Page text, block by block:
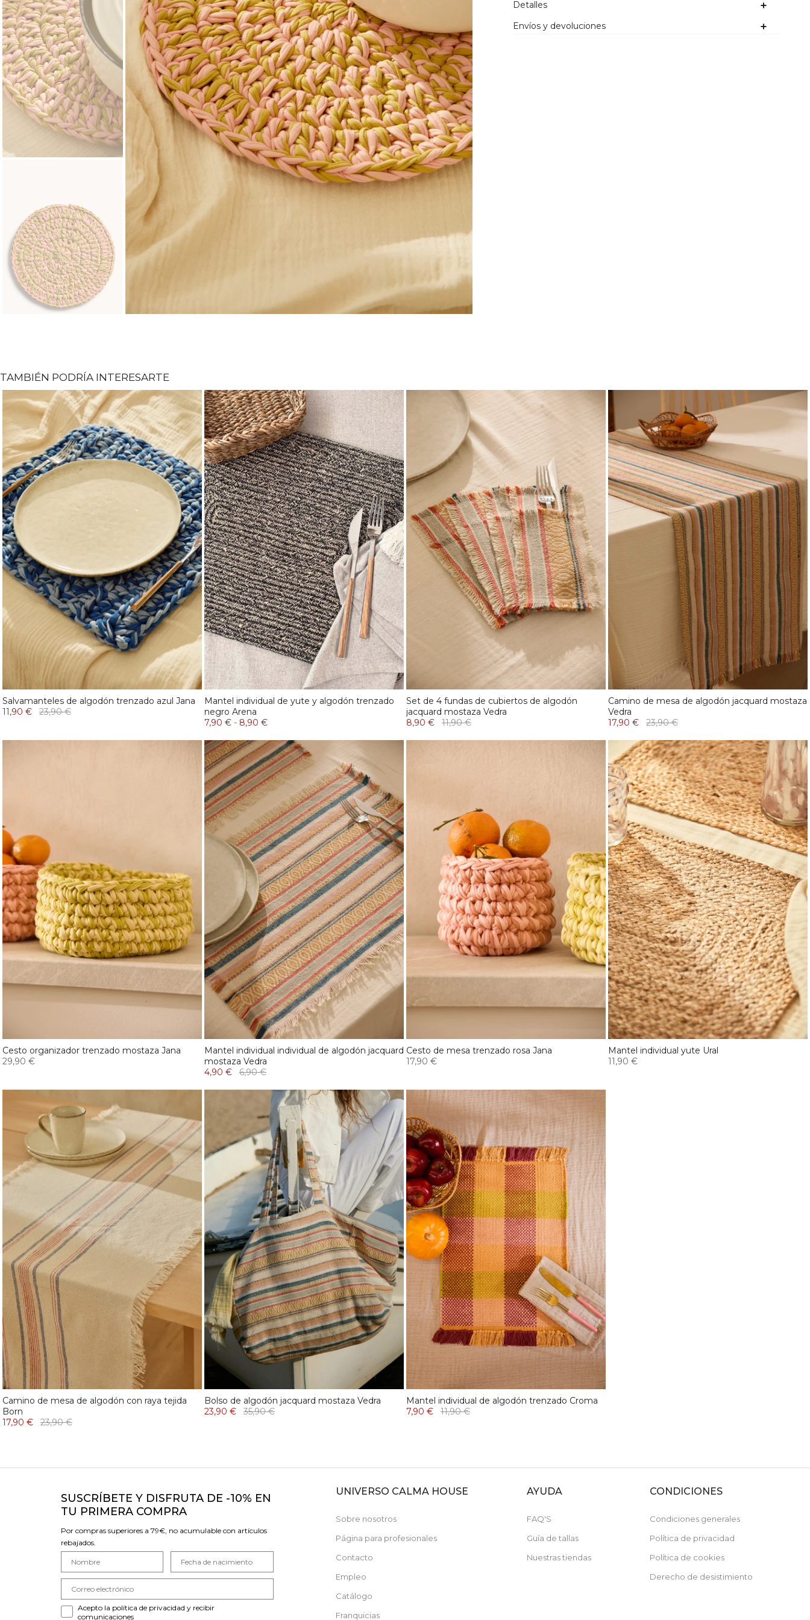
Detalles
Envíos y devoluciones
TAMBIÉN PODRÍA INTERESARTE
Salvamanteles de algodón trenzado azul Jana
11,90 €
23,90 €
Mantel individual de yute y algodón trenzado
negro Arena
7,90 € - 8,90 €
Set de 4 fundas de cubiertos de algodón
jacquard mostaza Vedra
8,90 €
11,90 €
Camino de mesa de algodón jacquard mostaza
Vedra
17,90 €
23,90 €
Cesto organizador trenzado mostaza Jana
29,90 €
Mantel individual individual de algodón jacquard
mostaza Vedra
4,90 €
6,90 €
Cesto de mesa trenzado rosa Jana
17,90 €
Mantel individual yute Ural
11,90 €
Camino de mesa de algodón con raya tejida
Born
17,90 €
23,90 €
Bolso de algodón jacquard mostaza Vedra
23,90 €
35,90 €
Mantel individual de algodón trenzado Croma
7,90 €
11,90 €
SUSCRÍBETE Y DISFRUTA DE -10% EN
TU PRIMERA COMPRA
Por compras superiores a 79€, no acumulable con artículos
rebajados.
Acepto la política de privacidad y recibir
comunicaciones
UNIVERSO CALMA HOUSE
Sobre nosotros
Página para profesionales
Contacto
Empleo
Catálogo
Franquicias
AYUDA
FAQ'S
Guía de tallas
Nuestras tiendas
CONDICIONES
Condiciones generales
Política de privacidad
Política de cookies
Derecho de desistimiento
Recibe un -10%